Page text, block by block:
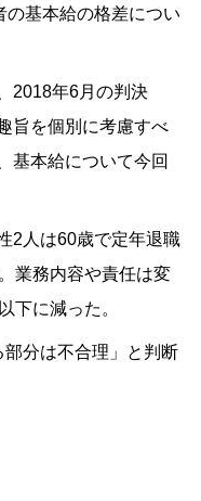
の基本給の格差につい
2018年6月の判決
旨を個別に考慮すべ
基本給について今回
2人は60歳で定年退職
業務内容や責任は変
下に減った。
分は不合理」と判断